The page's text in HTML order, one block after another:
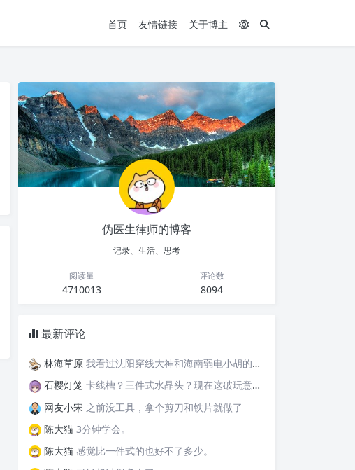
首页 友情链接 关于博主
伪医生律师的博客
记录、生活、思考
阅读量
4710013
评论数
8094
最新评论
林海草原 我看过沈阳穿线大神和海南弱电小胡的视频，他们做这些的熟练程度，是不是也是建立在这些翻车之上的....
石樱灯笼 卡线槽？三件式水晶头？现在这破玩意变得这么复杂了？
网友小宋 之前没工具，拿个剪刀和铁片就做了
陈大猫 3分钟学会。
陈大猫 感觉比一件式的也好不了多少。